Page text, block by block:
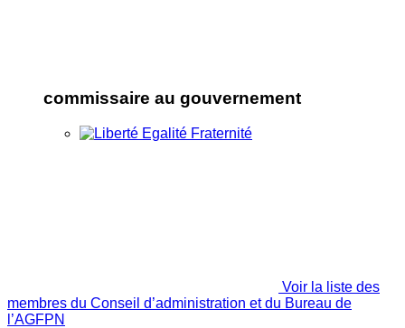
commissaire au gouvernement
Voir la liste des
membres du Conseil d’administration et du Bureau de
l’AGFPN